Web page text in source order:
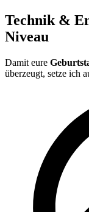
Technik &
Niveau
Damit eure
überzeugt, setze ich